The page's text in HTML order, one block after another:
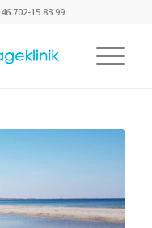
702-15 83 99